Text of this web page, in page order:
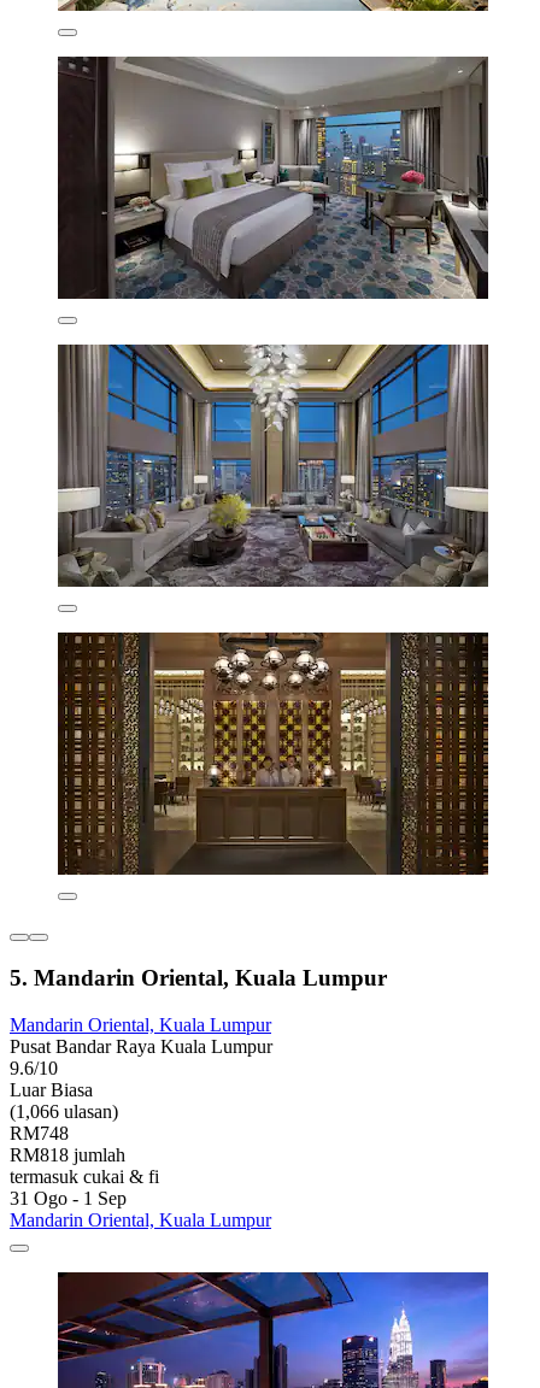
5. Mandarin Oriental, Kuala Lumpur
Mandarin Oriental, Kuala Lumpur
Pusat Bandar Raya Kuala Lumpur
9.6/10
Luar Biasa
(1,066 ulasan)
RM748
RM818 jumlah
termasuk cukai & fi
31 Ogo - 1 Sep
Mandarin Oriental, Kuala Lumpur